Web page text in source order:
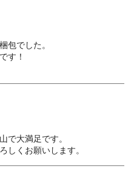
包でした。
す！
で大満足です。
しくお願いします。